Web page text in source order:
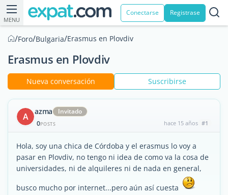
MENU
Conectarse Registrase
/Foro/Bulgaria/Erasmus en Plovdiv
Erasmus en Plovdiv
Nueva conversación Suscribirse
A azma
Invitado
0POSTS hace 15 años #1
Hola, soy una chica de Córdoba y el erasmus lo voy a
pasar en Plovdiv, no tengo ni idea de como va la cosa de
universidades, ni de alquileres ni de nada en general,
busco mucho por internet...pero aún así cuesta